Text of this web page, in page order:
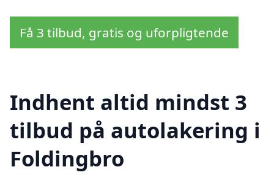
Få 3 tilbud, gratis og uforpligtende
Indhent altid mindst 3
tilbud på autolakering i
Foldingbro